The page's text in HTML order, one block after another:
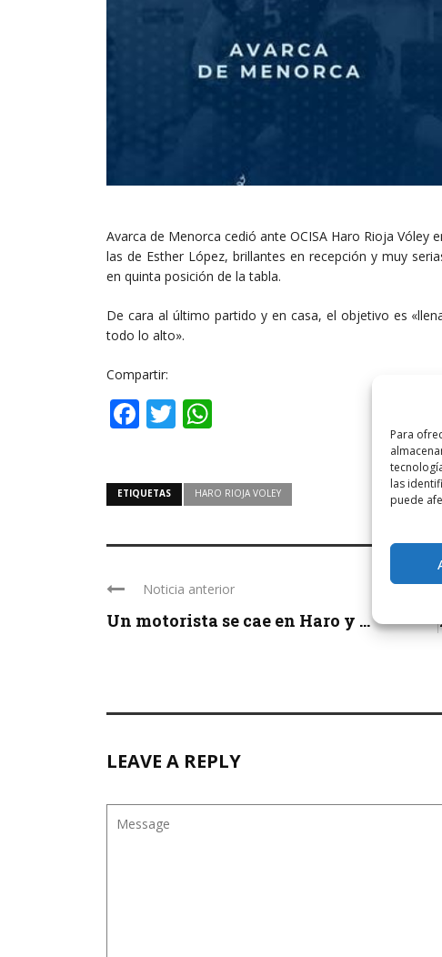
Para
las
puede
Avarca de Menorca cedió ante OCISA Haro Rioja Vóley
las de Esther López, brillantes en recepción y muy
en quinta posición de la tabla.
De cara al último partido y en casa, el objetivo es
todo lo alto».
Compartir:
Facebook
Twitter
ETIQUETAS HARO RIOJA VOLEY
Noticia anterior
Un motorista se cae en Haro y ...
LEAVE A REPLY